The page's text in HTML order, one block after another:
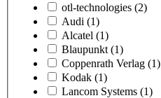
otl-technologies (2)
Audi (1)
Alcatel (1)
Blaupunkt (1)
Coppenrath Verlag (1)
Kodak (1)
Lancom Systems (1)